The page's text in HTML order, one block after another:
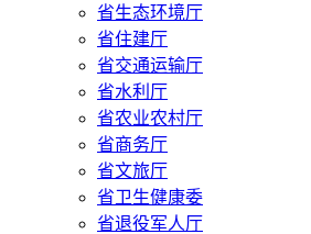
省生态环境厅
省住建厅
省交通运输厅
省水利厅
省农业农村厅
省商务厅
省文旅厅
省卫生健康委
省退役军人厅